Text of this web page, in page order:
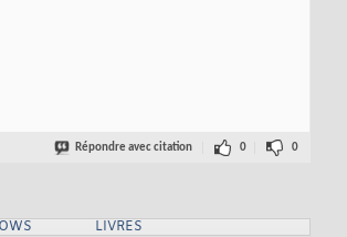
Répondre avec citation 0 0
LIVRES